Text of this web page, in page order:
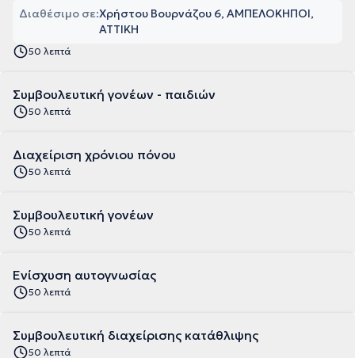
Διαθέσιμο σε:Χρήστου Βουρνάζου 6, ΑΜΠΕΛΟΚΗΠΟΙ,
ΑΤΤΙΚΗ
50 λεπτά
Συμβουλευτική γονέων - παιδιών
50 λεπτά
Διαχείριση χρόνιου πόνου
50 λεπτά
Συμβουλευτική γονέων
50 λεπτά
Ενίσχυση αυτογνωσίας
50 λεπτά
Συμβουλευτική διαχείρισης κατάθλιψης
50 λεπτά